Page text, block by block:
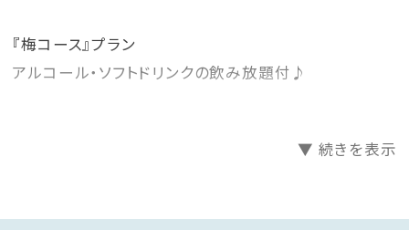
『梅コース』プラン
アルコール・ソフトドリンクの飲み放題付♪
▼ 続きを表示